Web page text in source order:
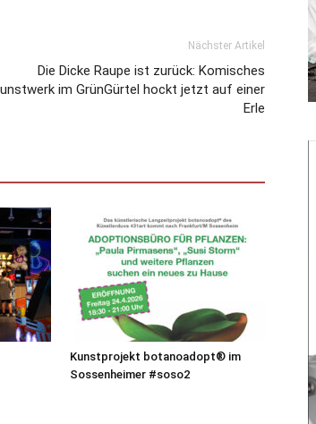
Nächster Artikel
Die Dicke Raupe ist zurück: Komisches
im GrünGürtel hockt jetzt auf einer
Erle
Kunstprojekt botanoadopt® im
Sossenheimer #soso2